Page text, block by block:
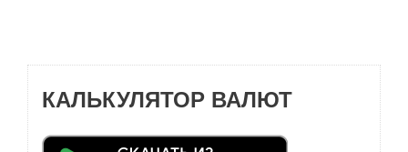
КАЛЬКУЛЯТОР ВАЛЮТ